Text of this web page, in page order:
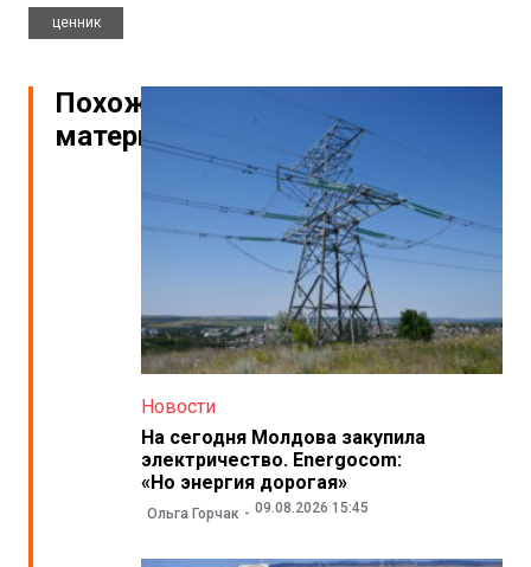
ценник
Похожие
материалы
Новости
На сегодня Молдова закупила
электричество. Energocom:
«Но энергия дорогая»
Ольга Горчак 09.08.2026 15:45